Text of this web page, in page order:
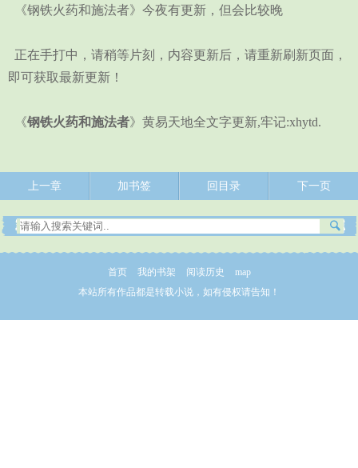
《钢铁火药和施法者》今夜有更新，但会比较晚
正在手打中，请稍等片刻，内容更新后，请重新刷新页面，
即可获取最新更新！
《钢铁火药和施法者》黄易天地全文字更新,牢记:xhytd.
上一章 加书签 回目录 下一页
首页 我的书架 阅读历史
map
本站所有作品都是转载小说，如有侵权请告知！